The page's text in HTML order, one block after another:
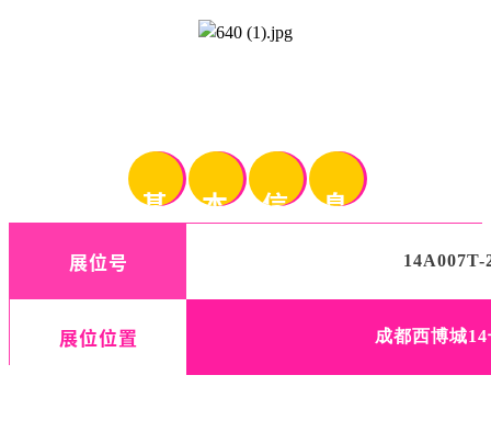
基 本 信 息
展位号 14A007T-
展位位置 成都西博城